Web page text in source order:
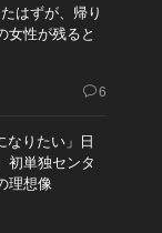
はずが、帰り
性が残ると
6
なりたい」日
初単独センタ
理想像